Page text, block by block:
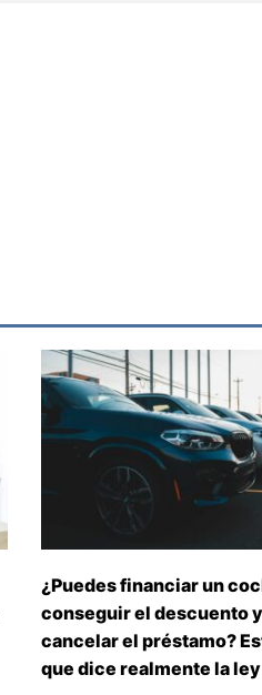
¿Puedes financiar un
conseguir el descuento y
cancelar el préstamo?
que dice realmente la ley